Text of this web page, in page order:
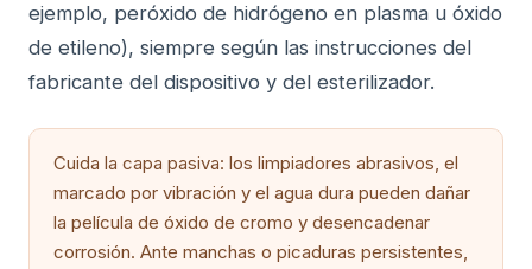
ejemplo, peróxido de hidrógeno en plasma u óxido
de etileno), siempre según las instrucciones del
fabricante del dispositivo y del esterilizador.
Cuida la capa pasiva: los limpiadores abrasivos, el
marcado por vibración y el agua dura pueden dañar
la película de óxido de cromo y desencadenar
corrosión. Ante manchas o picaduras persistentes,